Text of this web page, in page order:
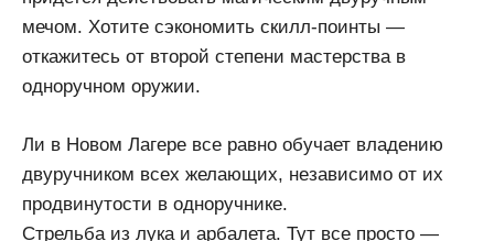
мечом. Хотите сэкономить скилл-поинты —
откажитесь от второй степени мастерства в
одноручном оружии.
Ли в Новом Лагере все равно обучает владению
двуручником всех желающих, независимо от их
продвинутости в одноручнике.
Стрельба из лука и арбалета. Тут все просто —